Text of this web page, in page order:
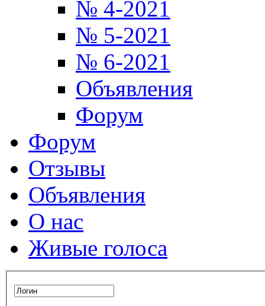
№ 4-2021
№ 5-2021
№ 6-2021
Объявления
Форум
Форум
Отзывы
Объявления
О нас
Живые голоса